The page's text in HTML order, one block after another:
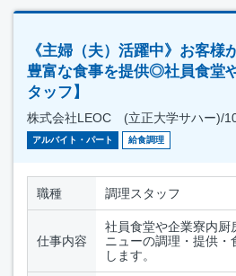
《主婦（夫）活躍中》お客様
豊富な食事を提供◎社員食堂
タッフ】
株式会社LEOC (立正大学サハー)/
アルバイト・パート 給食調理
職種 調理スタッフ
仕事内容
社員食堂や企業寮内厨
ニューの調理・提供
します。